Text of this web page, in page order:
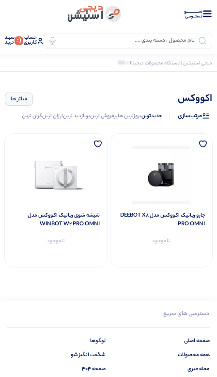
منــــــــــــو
دستــرسی
حساب
کاربری (: سبـد
خرید
دیجی استیشن | ایستگاه محصولات دیجیتال برند
اکووکس فیلتر ها
مرتب‌سازی جدیدترینبروزترین هاپرفروش ترینپربازدید ترینارزان ترینگران ترین
جارو رباتیک اکووکس مدل DEEBOT X8
PRO OMNI
ناموجود
شیشه شوی رباتیک اکووکس مدل
WINBOT W2 PRO OMNI
ناموجود
دسترسی های سریع
صفحه اصلی
همه محصولات
مجله خبری
لوگوها
شگفت انگیز شو
صفحه 404